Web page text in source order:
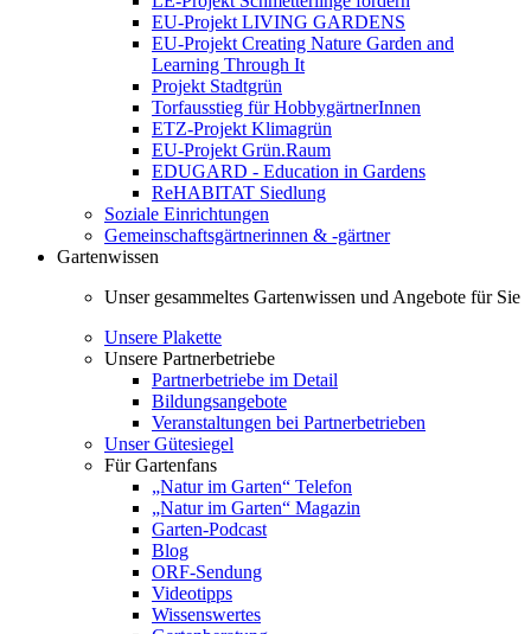
EU-Projekt LIVING GARDENS
EU-Projekt Creating Nature Garden and
Learning Through It
Projekt Stadtgrün
Torfausstieg für HobbygärtnerInnen
ETZ-Projekt Klimagrün
EU-Projekt Grün.Raum
EDUGARD - Education in Gardens
ReHABITAT Siedlung
Soziale Einrichtungen
Gemeinschaftsgärtnerinnen & -gärtner
Gartenwissen
Unser gesammeltes Gartenwissen und Angebote für Sie
Unsere Plakette
Unsere Partnerbetriebe
Partnerbetriebe im Detail
Bildungsangebote
Veranstaltungen bei Partnerbetrieben
Unser Gütesiegel
Für Gartenfans
„Natur im Garten“ Telefon
„Natur im Garten“ Magazin
Garten-Podcast
Blog
ORF-Sendung
Videotipps
Wissenswertes